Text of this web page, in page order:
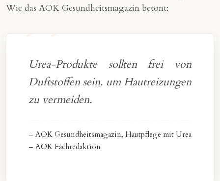
Wie das AOK Gesundheitsmagazin betont:
Urea-Produkte sollten frei von
Duftstoffen sein, um Hautreizungen
zu vermeiden.
– AOK Gesundheitsmagazin, Hautpflege mit Urea
– AOK Fachredaktion